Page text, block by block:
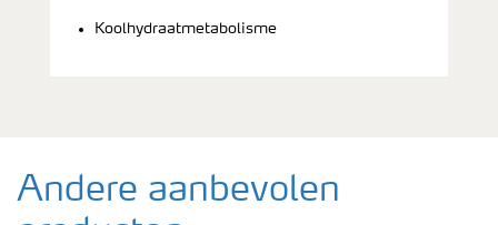
Koolhydraatmetabolisme
Andere aanbevolen